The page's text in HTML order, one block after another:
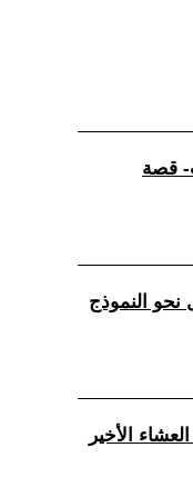
قصة
نحو النموذج
الأخير